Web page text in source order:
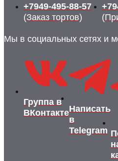
+7949-495-88-57
(Заказ тортов)
Мы в социальных сетях и
Группа в
ВКонтактеНаписать
в
Telegram